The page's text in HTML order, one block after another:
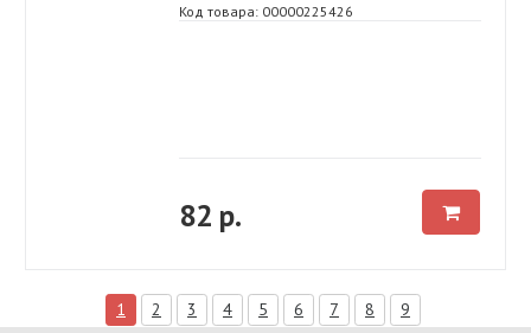
Код товара: 00000225426
82 р.
1 2 3 4 5 6 7 8 9